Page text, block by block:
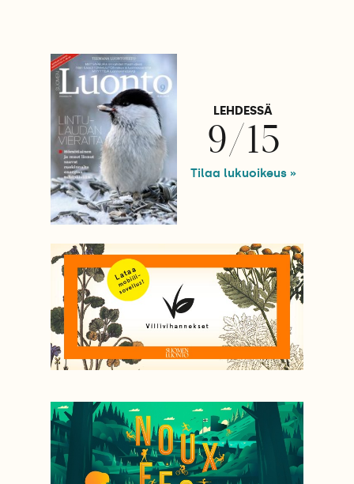
LEHDESSÄ
9/15
Tilaa lukuoikeus »